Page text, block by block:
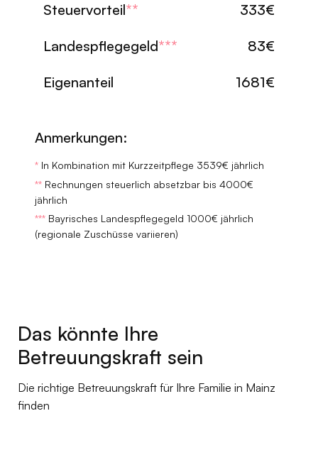
Steuervorteil** 333€
Landespflegegeld*** 83€
Eigenanteil 1681€
Anmerkungen:
* In Kombination mit Kurzzeitpflege 3539€ jährlich
** Rechnungen steuerlich absetzbar bis 4000€
jährlich
*** Bayrisches Landespflegegeld 1000€ jährlich
(regionale Zuschüsse variieren)
Das könnte Ihre
Betreuungskraft sein
Die richtige Betreuungskraft für Ihre Familie in Mainz
finden